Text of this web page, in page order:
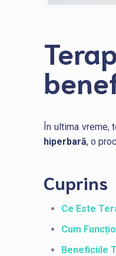
În ultima vreme,
hiperbară, o
Cuprins
Ce Este
Cum
Beneficiile